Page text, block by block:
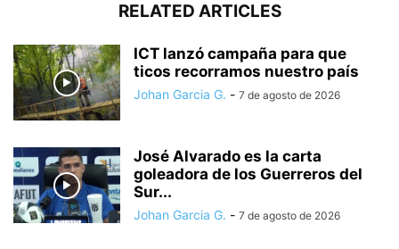
RELATED ARTICLES
ICT lanzó campaña para que
ticos recorramos nuestro país
Johan Garcia G. - 7 de agosto de 2026
José Alvarado es la carta
goleadora de los Guerreros del
Sur...
Johan Garcia G. - 7 de agosto de 2026